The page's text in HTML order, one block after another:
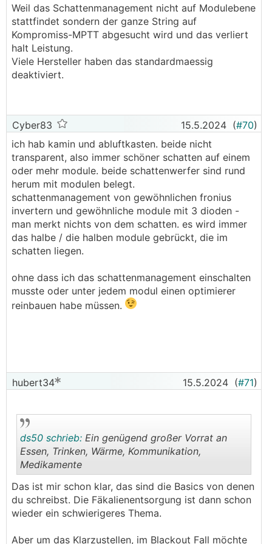
kann ich jedes einzelne Modul auswerten. Auch
ich hab ein Modul seitlich vom Kamin, und dieses
Modul ist verständlicherweise das am wenigsten
Produktivste der ganzen Anlage.
ist kein Problem solange der string lange genug
ist
Weil das Schattenmanagement nicht auf Modulebene
stattfindet sondern der ganze String auf
Kompromiss-MPTT abgesucht wird und das verliert
halt Leistung.
Viele Hersteller haben das standardmaessig
deaktiviert.
Cyber83 15.5.2024 (#70)
ich hab kamin und abluftkasten. beide nicht
transparent, also immer schöner schatten auf einem
oder mehr module. beide schattenwerfer sind rund
herum mit modulen belegt.
schattenmanagement von gewöhnlichen fronius
invertern und gewöhnliche module mit 3 dioden -
man merkt nichts von dem schatten. es wird immer
das halbe / die halben module gebrückt, die im
schatten liegen.
ohne dass ich das schattenmanagement einschalten
musste oder unter jedem modul einen optimierer
reinbauen habe müssen.
hubert34 15.5.2024 (#71)
..
ds50 schrieb: Ein genügend großer Vorrat an
Essen, Trinken, Wärme, Kommunikation,
Medikamente
Das ist mir schon klar, das sind die Basics von denen
du schreibst. Die Fäkalienentsorgung ist dann schon
wieder ein schwierigeres Thema.
Aber um das Klarzustellen, im Blackout Fall möchte